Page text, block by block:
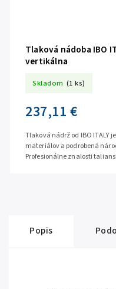
Tlaková nádoba IBO
vertikálna
Skladom (1 ks)
237,11 €
Tlaková nádrž od IBO ITALY
materiálov a podrobená
Profesionálne znalosti
Popis